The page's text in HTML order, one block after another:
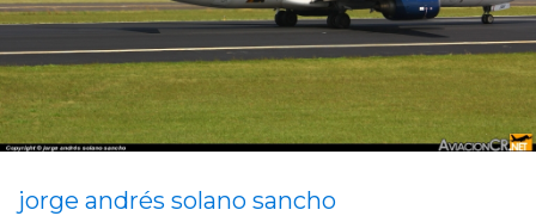
jorge andrés solano sancho